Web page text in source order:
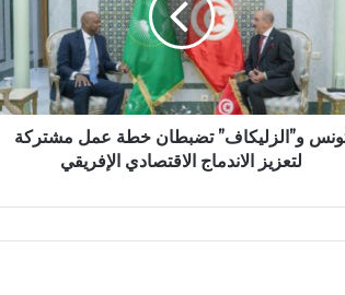
و”الزليكاف” تضبطان خطة عمل مشتركة
لتعزيز الاندماج الاقتصادي الإفريقي